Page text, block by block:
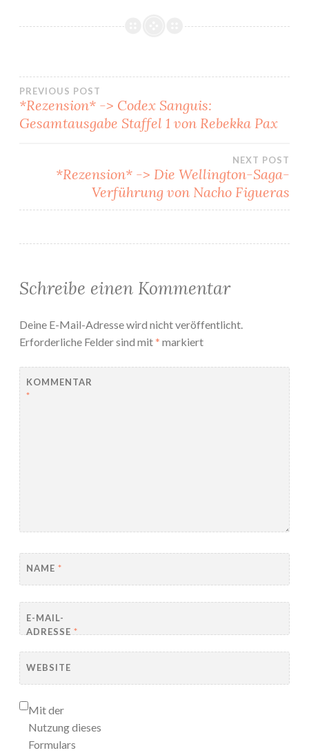
Beitragsnavigation
PREVIOUS POST
*Rezension* -> Codex Sanguis:
Gesamtausgabe Staffel 1 von Rebekka Pax
NEXT POST
*Rezension* -> Die Wellington-Saga-
Verführung von Nacho Figueras
Schreibe einen Kommentar
Deine E-Mail-Adresse wird nicht veröffentlicht.
Erforderliche Felder sind mit* markiert
KOMMENTAR
*
NAME *
E-MAIL-
ADRESSE *
WEBSITE
Mit der
Nutzung dieses
Formulars